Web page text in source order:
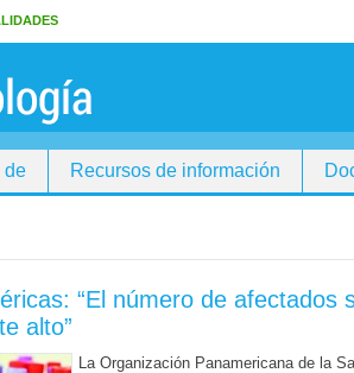
de Recursos de información
“El número de afectados
alto”
La Organización Panamericana de la